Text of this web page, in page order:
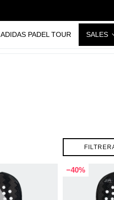
ADIDAS PADEL TOUR SALES
−40%